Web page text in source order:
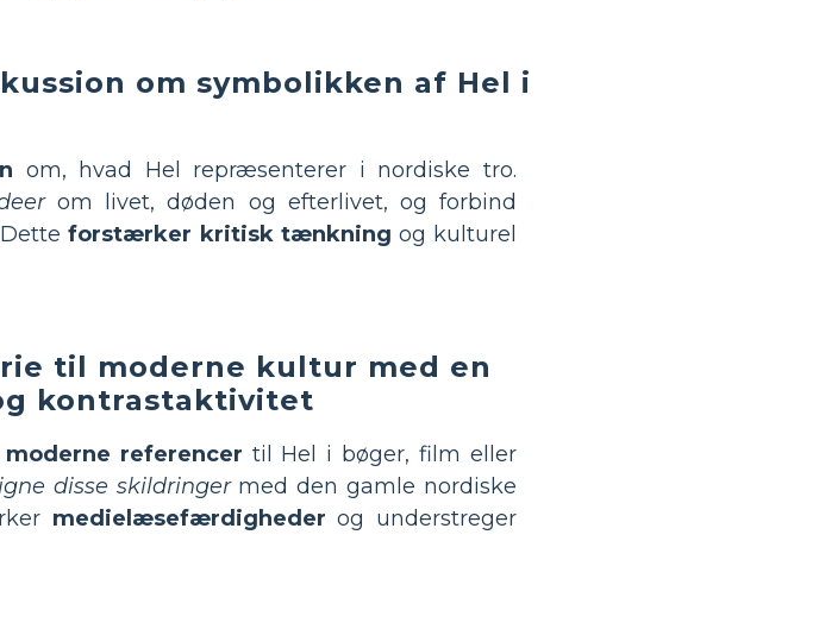
om symbolikken af Hel i
om, hvad Hel repræsenterer i nordiske tro.
om livet, døden og efterlivet, og forbind
Detteforstærker kritisk tænkning og kulturel
til moderne kultur med en
kontrastaktivitet
referencer til Hel i bøger, film eller
disse skildringermed den gamle nordiske
medielæsefærdigheder og understreger